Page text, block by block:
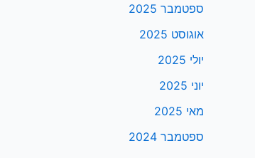
ספטמבר 2025
אוגוסט 2025
יולי 2025
יוני 2025
מאי 2025
ספטמבר 2024